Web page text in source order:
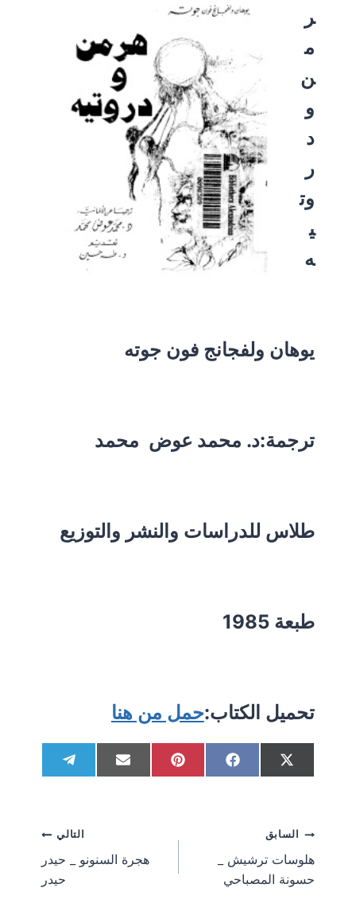
ر
م
ن
و
د
ر
وت
ي
ه
يوهان ولفجانج فون جوته
ترجمة:د. محمد عوض محمد
طلاس للدراسات والنشر والتوزيع
طبعة 1985
تحميل الكتاب:حمل من هنا
Share
on
X
(Twitter)
Share
on
Facebook
Share
on
Pinterest
Share
on
Email
Share
on
Telegram
تصفّح
المقالات
السابق
هلوسات ترشيش _
حسونة المصباحي
التالي
هجرة السنونو _ حيدر
حيدر